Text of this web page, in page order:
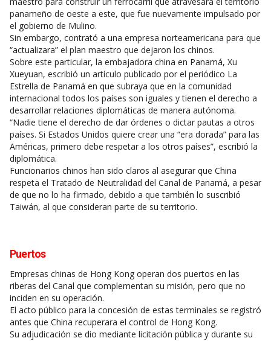
panameño de oeste a este, que fue nuevamente impulsado por
el gobierno de Mulino.
Sin embargo, contrató a una empresa norteamericana para que
“actualizara” el plan maestro que dejaron los chinos.
Sobre este particular, la embajadora china en Panamá, Xu
Xueyuan, escribió un artículo publicado por el periódico La
Estrella de Panamá en que subraya que en la comunidad
internacional todos los países son iguales y tienen el derecho a
desarrollar relaciones diplomáticas de manera autónoma.
“Nadie tiene el derecho de dar órdenes o dictar pautas a otros
países. Si Estados Unidos quiere crear una “era dorada” para las
Américas, primero debe respetar a los otros países”, escribió la
diplomática.
Funcionarios chinos han sido claros al asegurar que China
respeta el Tratado de Neutralidad del Canal de Panamá, a pesar
de que no lo ha firmado, debido a que también lo suscribió
Taiwán, al que consideran parte de su territorio.
Puertos
Empresas chinas de Hong Kong operan dos puertos en las
riberas del Canal que complementan su misión, pero que no
inciden en su operación.
El acto público para la concesión de estas terminales se registró
antes que China recuperara el control de Hong Kong.
Su adjudicación se dio mediante licitación pública y durante su